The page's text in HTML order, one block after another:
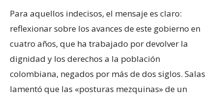
Para aquellos indecisos, el mensaje es claro:
reflexionar sobre los avances de este gobierno en
cuatro años, que ha trabajado por devolver la
dignidad y los derechos a la población
colombiana, negados por más de dos siglos. Salas
lamentó que las «posturas mezquinas» de un